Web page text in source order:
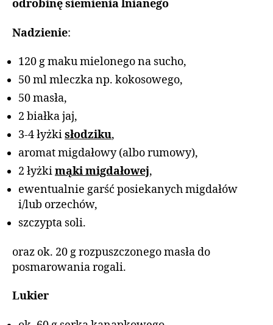
odrobinę siemienia lnianego
Nadzienie:
120 g maku mielonego na sucho,
50 ml mleczka np. kokosowego,
50 masła,
2 białka jaj,
3-4 łyżkisłodziku,
aromat migdałowy (albo rumowy),
2 łyżkimąki migdałowej,
ewentualnie garść posiekanych migdałów
i/lub orzechów,
szczypta soli.
oraz ok. 20 g rozpuszczonego masła do
posmarowania rogali.
Lukier